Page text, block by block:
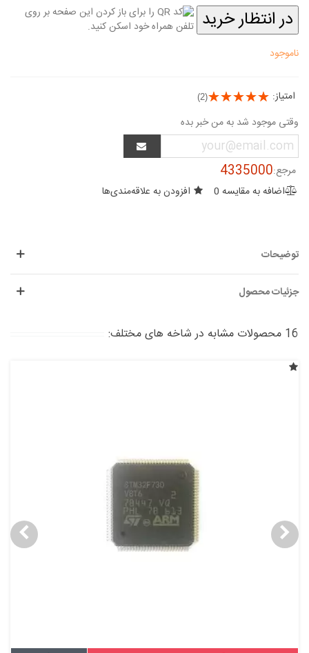
در انتظار خرید
ناموجود
امتیاز: (2)
وقتی موجود شد به من خبر بده
مرجع:4335000
اضافه به مقایسه 0 افزودن به علاقه‌مندی‌ها
توضیحات
جزئیات محصول
16 محصولات مشابه در شاخه های مختلف: